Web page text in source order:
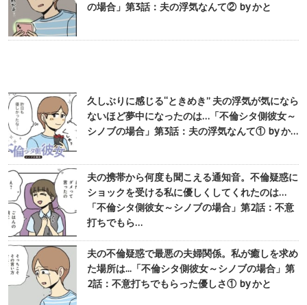
の場合」第3話：夫の浮気なんて② by かと
久しぶりに感じる“ときめき” 夫の浮気が気になら
ないほど夢中になったのは…「不倫シタ側彼女～
シノブの場合」第3話：夫の浮気なんて① by か…
夫の携帯から何度も聞こえる通知音。不倫疑惑に
ショックを受ける私に優しくしてくれたのは…
「不倫シタ側彼女～シノブの場合」第2話：不意
打ちでもら…
夫の不倫疑惑で最悪の夫婦関係。私が癒しを求め
た場所は...「不倫シタ側彼女～シノブの場合」第
2話：不意打ちでもらった優しさ① by かと